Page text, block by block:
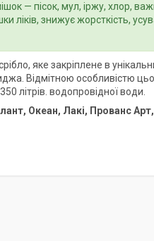
— пісок, мул, іржу, хлор,
ліків, знижує жорсткість,
яке закріплене в
Відмітною особливістю
літрів. водопровідної води.
Океан, Лакі, Прованс